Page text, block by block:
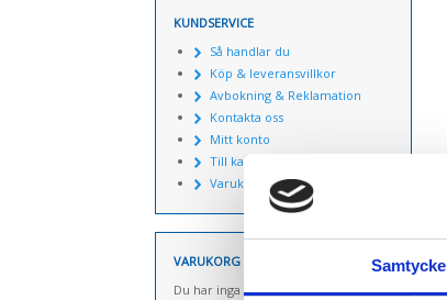
Samtycke
KUNDSERVICE
Så handlar du
Köp & leveransvillkor
Avbokning & Reklamation
Kontakta oss
Mitt konto
Till kassan
Varukorg
VARUKORG
Du har inga produkter i varukorgen.